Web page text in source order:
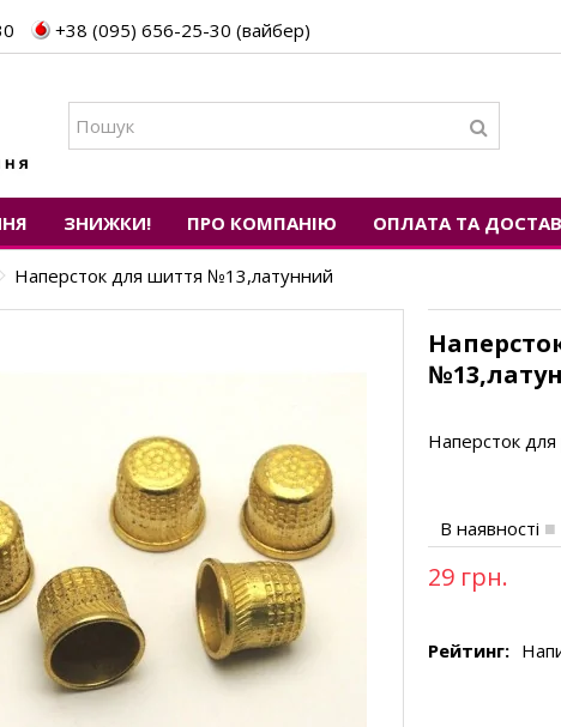
+38 (095) 656-25-30 (вайбер)
ЗНИЖКИ! ПРО КОМПАНІЮ ОПЛАТА ТА
Наперсток для шиття №13,латунний
Наперсток
В наявності
29 грн.
Рейтинг: